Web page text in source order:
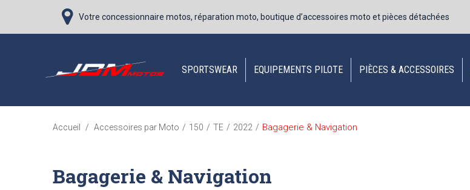
Votre concessionnaire motos, réparation moto, boutique d’accessoires moto et pièces détachées
SPORTSWEAR EQUIPEMENTS PILOTE PIÈCES & ACCESSOIRES
Accueil / Accessoires par Moto / 150 / TE / 2022 / Bagagerie & Navigation
Bagagerie & Navigation